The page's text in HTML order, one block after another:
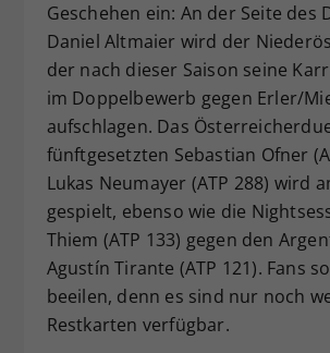
Geschehen ein: An der Seite des
Daniel Altmaier wird der
der nach dieser Saison seine
im Doppelbewerb gegen Erler/
aufschlagen. Das
fünftgesetzten Sebastian Ofner
Lukas Neumayer (ATP 288) wird
gespielt, ebenso wie die
Thiem (ATP 133) gegen den
Agustín Tirante (ATP 121). Fans
beeilen, denn es sind nur noch
Restkarten verfügbar.